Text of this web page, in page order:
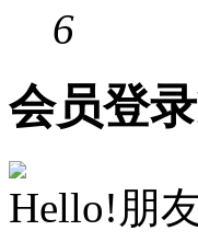
6
会员登录
Hello!朋